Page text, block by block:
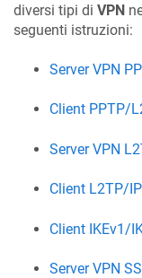
diversi tipi di VPN
seguenti istruzioni:
Server VPN
Client PPTP/
Server VPN
Client L2TP/
Client IKEv1/
Server VPN